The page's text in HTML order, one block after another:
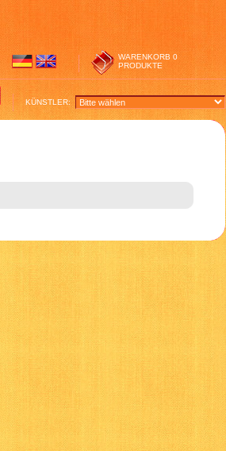
WARENKORB 0
PRODUKTE
KÜNSTLER: